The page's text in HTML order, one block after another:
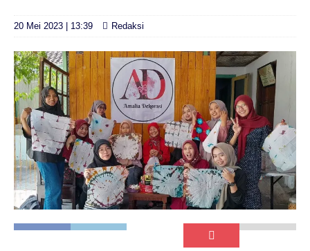
20 Mei 2023 | 13:39 Redaksi